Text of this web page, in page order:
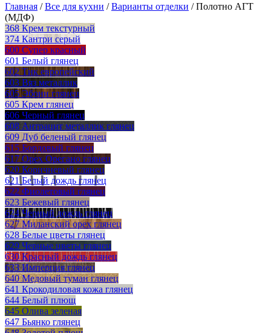
Главная /Все для кухни /Варианты отделки /Полотно АГТ
(МДФ)
368 Крем текстурный
374 Кантри серый
600 Супер красный
601 Белый глянец
602 Тик европейский
603 Вяз металлик
605 Эбони глянец
605 Крем глянец
606 Черный глянец
608 Антрацит металлик глянец
609 Дуб беленый глянец
615 Бордовый глянец
617 Орех Орегано глянец
620 Коричневый глянец
621 Белый дождь глянец
622 Фиолетовый глянец
623 Бежевый глянец
624 Черный дождь глянец
627 Миланский орех глянец
628 Белые цветы глянец
629 Черные цветы глянец
630 Красный дождь глянец
633 Имперция глянец
640 Медовый туман глянец
641 Крокодиловая кожа глянец
644 Белый плющ
645 Олива зеленая
647 Бьянко глянец